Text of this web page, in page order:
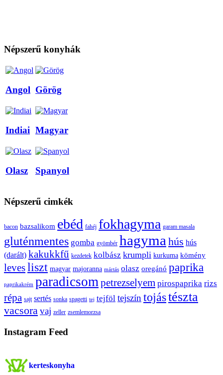
Népszerű konyhák
Angol Görög
Indiai Magyar
Olasz Spanyol
Népszerű cimkék
bacon bazsalikom ebéd fahéj fokhagyma garam masala
gluténmentes gomba gyömbér hagymahús hús
(darált) kakukkfű kezdetek kolbász krumpli kurkuma kömény
levesliszt magyar majoranna mártás olasz oregánó paprika
paprikakrém paradicsompetrezselyem pirospaprika rizs
répa sajt sertés sonka spagetti tej tejföl tejszíntojástészta
vacsoravaj zeller zsemlemorzsa
Instagram Feed
kerteskonyha